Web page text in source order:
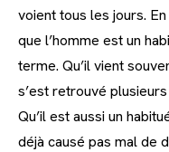
voient tous les jours.
que l’homme est un
terme. Qu’il vient
s’est retrouvé
Qu’il est aussi un
déjà causé pas mal de